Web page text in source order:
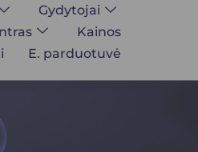
Gydytojai
Kainos
E. parduotuvė